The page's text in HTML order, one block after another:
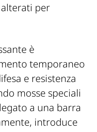
per
è
temporaneo
e resistenza
mosse speciali
a una barra
introduce